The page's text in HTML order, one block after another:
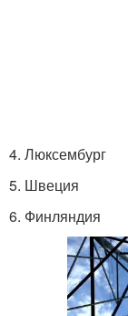
4. Люксембург
5. Швеция
6. Финляндия